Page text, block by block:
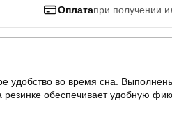
Оплатапри получении
во время сна. Выполнены
обеспечивает удобную